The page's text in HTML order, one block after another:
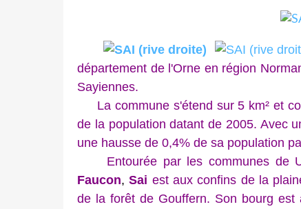
département de l'Orne en région
Sayiennes.
La commune s'étend sur 5 km² et
de la population datant de 2005. Avec
une hausse de 0,4% de sa population
Entourée par les communes de
Faucon,Sai est aux confins de la
de la forêt de Gouffern. Son bourg